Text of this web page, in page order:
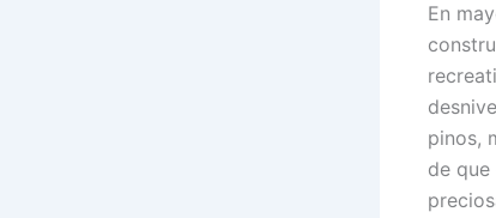
En
pinos,
de